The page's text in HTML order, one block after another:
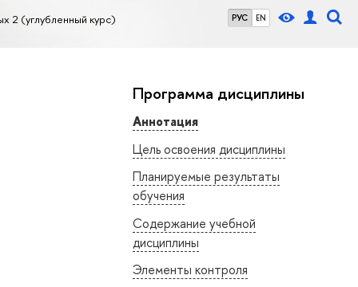
РУС EN
2 (углубленный курс)
Программа дисциплины
Аннотация
Цель освоения дисциплины
Планируемые результаты
обучения
Содержание учебной
дисциплины
Элементы контроля